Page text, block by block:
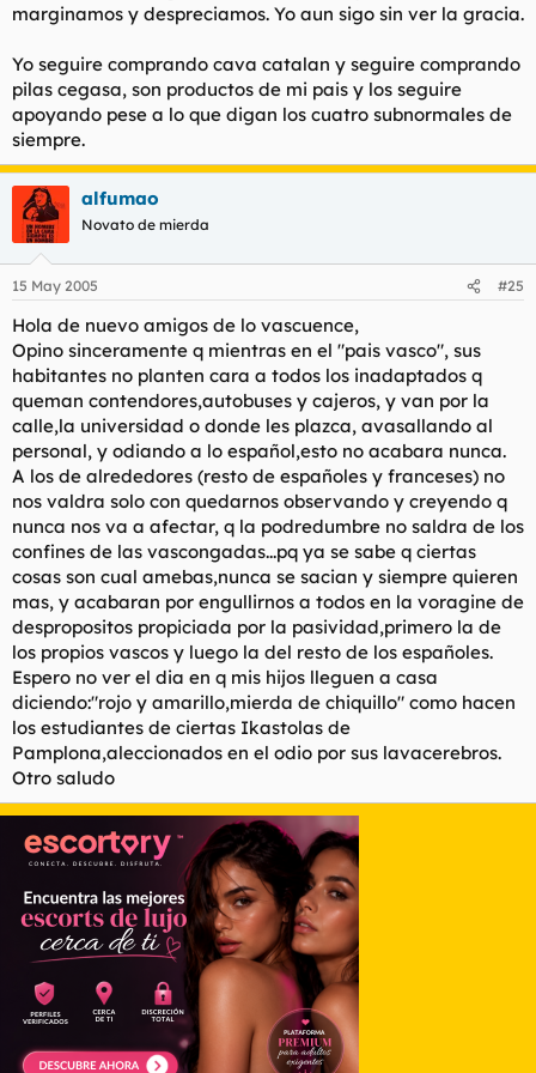
separatismo vasco.
>El Grupo Mondragón es una de las empresas que mas factura
>Vascongadas y no solo financia a los separatistas vascos sino
que es
>uno de los mejores mecenas de la organización terrorista
E.T.A. Entre
>el grupo de empresas se encuentra la cadena de
Hipermercados EROSKI,
>la BBK, CAJA LABORAL, grupos de entidades de ahorro,
EDESA, BALAY y
>FAGOR, de Electrodomésticos, KAS y FANTA (bebidas
refrescantes) son
>sólo una punta de todos aquellos que desean separarse de
España, pero
>cuyas inversiones multimillonarias siguen realizándose con el
dinero
>de todos los españoles, a expensas de provincias como LA
>EXTREMADURA, ASTURIAS, CANTABRIA, MURCIA etc. que,
con
>gobiernos que desean la unidad salen perdiendo porque no
empeñan el
>victimísmo constante, perpetuo y diario que los pistoleros y
quienes
>les apoyan eclipsan los problemas que otros españoles
padecemos.
>
>El Superpuerto de BILBAO se realiza con financiación estatal,
cuyo
>desembolso a día de hoy es de 200.000 millones de euros, en
deprimento
>de puertos como el de SANTANDER ó GIJON.
>
>El Aeropuerto de BILBAO (SONDIKA) tenía un presupuesto de
1.000
>millones de euros. Cuando se ha terminado el coste se duplicó
(era dinero
>
>Las infraestructuras viarias, Metro AVE, palacios de congresos,
>autopistas se realizan con financiación ESTATAL de todos los
>españoles, y esas inversiones no se realizan en ninguna otra
región de
>España. NAVARRA ha perdido un 25% de capacidad industrial
>exenciones ilegales fiscales de los vascos. CANTABRIA ha
perdido el
>eje natural del norte de España, perdiendo un 85% su
capacidad industrial
marginamos y despreciamos. Yo aun sigo sin ver la gracia.
Yo seguire comprando cava catalan y seguire comprando
pilas cegasa, son productos de mi pais y los seguire
apoyando pese a lo que digan los cuatro subnormales de
siempre.
alfumao
Novato de mierda
15 May 2005 #25
Hola de nuevo amigos de lo vascuence,
Opino sinceramente q mientras en el "pais vasco", sus
habitantes no planten cara a todos los inadaptados q
queman contendores,autobuses y cajeros, y van por la
calle,la universidad o donde les plazca, avasallando al
personal, y odiando a lo español,esto no acabara nunca.
A los de alrededores (resto de españoles y franceses) no
nos valdra solo con quedarnos observando y creyendo q
nunca nos va a afectar, q la podredumbre no saldra de los
confines de las vascongadas...pq ya se sabe q ciertas
cosas son cual amebas,nunca se sacian y siempre quieren
mas, y acabaran por engullirnos a todos en la voragine de
despropositos propiciada por la pasividad,primero la de
los propios vascos y luego la del resto de los españoles.
Espero no ver el dia en q mis hijos lleguen a casa
diciendo:"rojo y amarillo,mierda de chiquillo" como hacen
los estudiantes de ciertas Ikastolas de
Pamplona,aleccionados en el odio por sus lavacerebros.
Otro saludo